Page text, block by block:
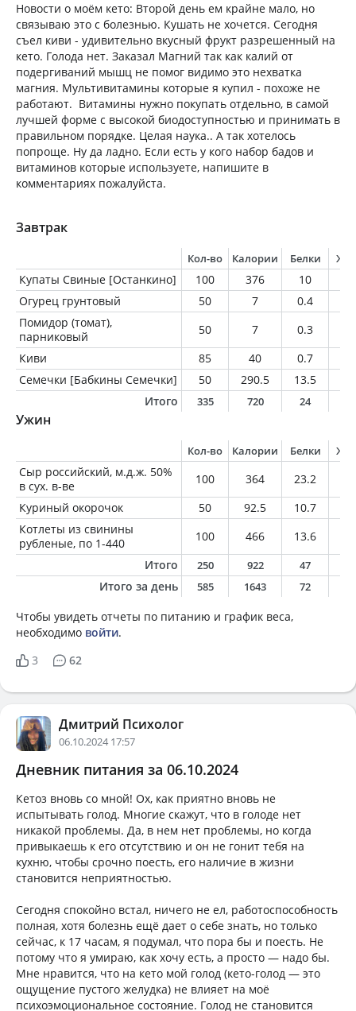
Новости о моём кето: Второй день ем крайне мало, но
связываю это с болезнью. Кушать не хочется. Сегодня
съел киви - удивительно вкусный фрукт разрешенный на
кето. Голода нет. Заказал Магний так как калий от
подергиваний мышц не помог видимо это нехватка
магния. Мультивитамины которые я купил - похоже не
работают. Витамины нужно покупать отдельно, в самой
лучшей форме с высокой биодоступностью и принимать в
правильном порядке. Целая наука.. А так хотелось
попроще. Ну да ладно. Если есть у кого набор бадов и
витаминов которые используете, напишите в
комментариях пожалуйста.
Завтрак
Кол-во Калории Белки
Купаты Свиные [Останкино] 100 376 10
Огурец грунтовый
50 7 0.4
Помидор (томат),
парниковый
50 7 0.3
Киви
85 40 0.7
Семечки [Бабкины Семечки]
50 290.5 13.5
Итого
335 720 24
Ужин
Кол-во Калории Белки
Сыр российский, м.д.ж. 50%
в сух. в-ве
100 364 23.2
Куриный окорочок
50 92.5 10.7
Котлеты из свинины
рубленые, по 1-440
100 466 13.6
Итого
250 922 47
Итого за день 585 1643 72
Чтобы увидеть отчеты по питанию и график веса,
необходимо войти.
3
62
Дмитрий Психолог
06.10.2024 17:57
Дневник питания за 06.10.2024
Кетоз вновь со мной! Ох, как приятно вновь не
испытывать голод. Многие скажут, что в голоде нет
никакой проблемы. Да, в нем нет проблемы, но когда
привыкаешь к его отсутствию и он не гонит тебя на
кухню, чтобы срочно поесть, его наличие в жизни
становится неприятностью.
Сегодня спокойно встал, ничего не ел, работоспособность
полная, хотя болезнь ещё дает о себе знать, но только
сейчас, к 17 часам, я подумал, что пора бы и поесть. Не
потому что я умираю, как хочу есть, а просто — надо бы.
Мне нравится, что на кето мой голод (кето-голод — это
ощущение пустого желудка) не влияет на моё
психоэмоциональное состояние. Голод не становится